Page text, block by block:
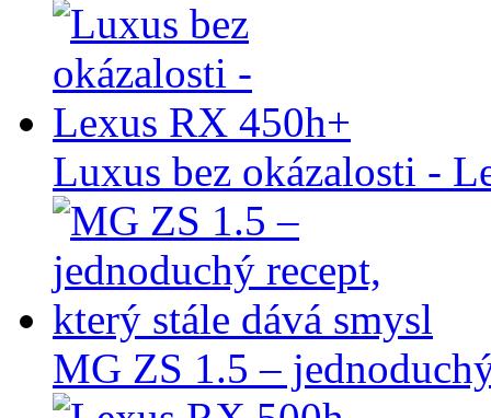
Luxus bez okázalosti -
MG ZS 1.5 –